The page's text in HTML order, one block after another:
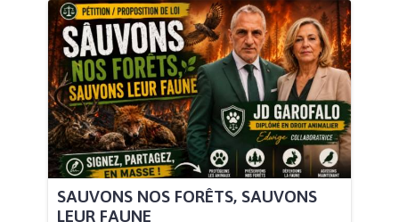
SAUVONS NOS FORÊTS, SAUVONS
LEUR FAUNE